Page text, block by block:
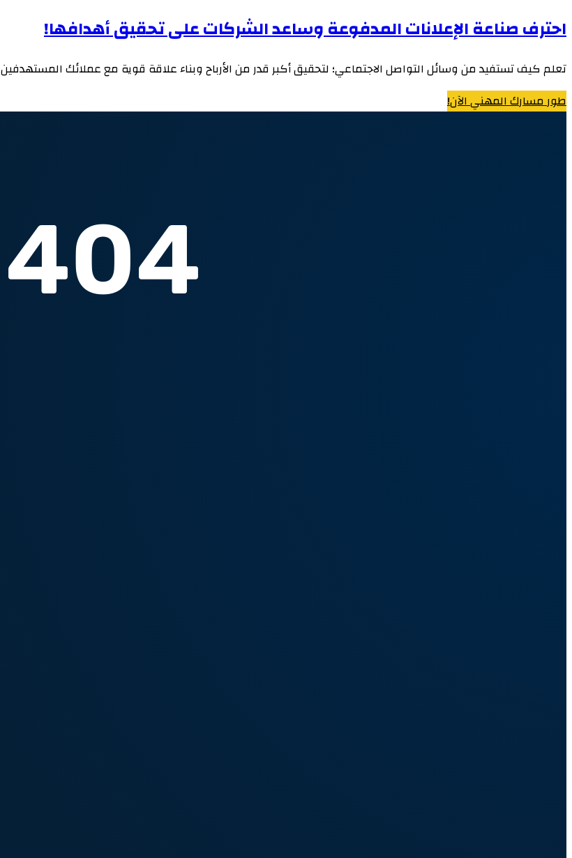
احترف صناعة الإعلانات المدفوعة وساعد الشركات على تحقيق أهدافها!
تعلم كيف تستفيد من وسائل التواصل الاجتماعي؛ لتحقيق أكبر قدر من الأرباح وبناء علاقة قوية مع عملائك المستهدفين
طور مسارك المهني الآن!